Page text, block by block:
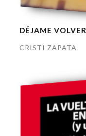
DÉJAME VOLVER
CRISTI ZAPATA